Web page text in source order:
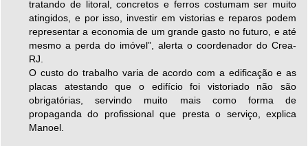
tratando de litoral, concretos e ferros costumam ser muito
atingidos, e por isso, investir em vistorias e reparos podem
representar a economia de um grande gasto no futuro, e até
mesmo a perda do imóvel”, alerta o coordenador do Crea-
RJ.
O custo do trabalho varia de acordo com a edificação e as
placas atestando que o edifício foi vistoriado não são
obrigatórias, servindo muito mais como forma de
propaganda do profissional que presta o serviço, explica
Manoel.